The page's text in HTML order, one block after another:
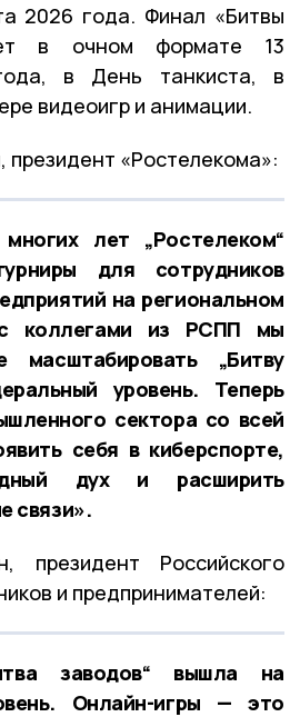
2026 года. Финал «Битвы
в очном формате 13
в День танкиста, в
видеоигр и анимации.
президент «Ростелекома»:
лет „Ростелеком“
для сотрудников
на региональном
коллегами из РСПП мы
масштабировать „Битву
уровень. Теперь
сектора со всей
себя в киберспорте,
дух и расширить
связи».
президент Российского
и предпринимателей:
заводов“ вышла на
Онлайн-игры — это